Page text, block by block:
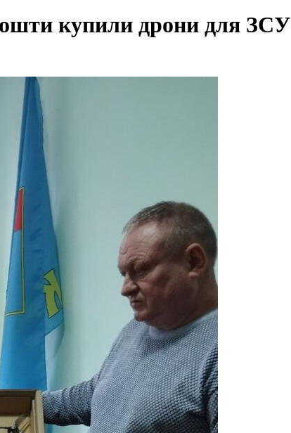
купили дрони для ЗСУ